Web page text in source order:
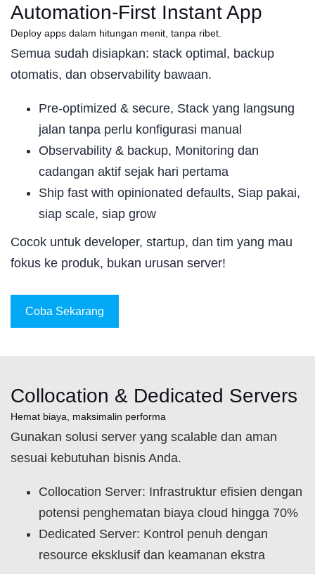
Automation-First Instant App
Deploy apps dalam hitungan menit, tanpa ribet.
Semua sudah disiapkan: stack optimal, backup
otomatis, dan observability bawaan.
Pre-optimized & secure, Stack yang langsung
jalan tanpa perlu konfigurasi manual
Observability & backup, Monitoring dan
cadangan aktif sejak hari pertama
Ship fast with opinionated defaults, Siap pakai,
siap scale, siap grow
Cocok untuk developer, startup, dan tim yang mau
fokus ke produk, bukan urusan server!
Coba Sekarang
Collocation & Dedicated Servers
Hemat biaya, maksimalin performa
Gunakan solusi server yang scalable dan aman
sesuai kebutuhan bisnis Anda.
Collocation Server: Infrastruktur efisien dengan
potensi penghematan biaya cloud hingga 70%
Dedicated Server: Kontrol penuh dengan
resource eksklusif dan keamanan ekstra